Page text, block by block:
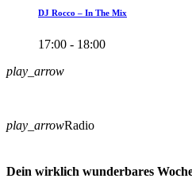
DJ Rocco – In The Mix
17:00 - 18:00
play_arrow
play_arrowRadio
Dein wirklich wunderbares